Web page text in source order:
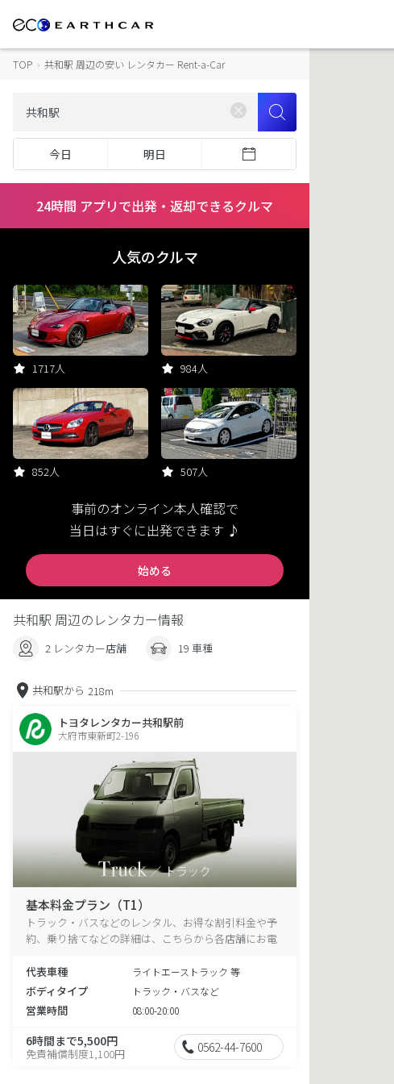
TOP › 共和駅 周辺の安い レンタカー Rent-a-Car
今日 明日
24時間 アプリで出発・返却できるクルマ
人気のクルマ
1717人 984人
852人 507人
事前のオンライン本人確認で
当日はすぐに出発できます ♪
始める
共和駅 周辺のレンタカー情報
2 レンタカー店舗 19 車種
共和駅から 218m
トヨタレンタカー共和駅前
大府市東新町2-196
基本料金プラン（T1）
トラック・バスなどのレンタル、お得な割引料金や予
約、乗り捨てなどの詳細は、こちらから各店舗にお電
代表車種
ライトエーストラック 等
ボディタイプ トラック・バスなど
営業時間 08:00-20:00
6時間まで5,500円
免責補償制度1,100円 0562-44-7600